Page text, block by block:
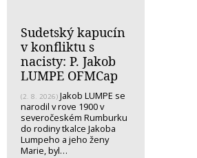
Sudetský kapucín
v konfliktu s
nacisty: P. Jakob
LUMPE OFMCap
(2. 8. 2026) Jakob LUMPE se
narodil v rove 1900 v
severočeském Rumburku
do rodiny tkalce Jakoba
Lumpeho a jeho ženy
Marie, byl…